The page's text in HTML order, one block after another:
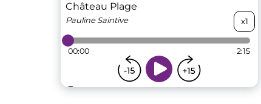
Château Plage
Pauline Saintive x1
00:00 2:15
...